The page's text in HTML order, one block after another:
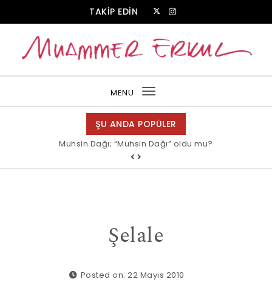
TAKİP EDİN
MENU
Toggle
navigation
ŞU ANDA POPÜLER
Muhsin Dağı; “Muhsin Dağı” oldu mu?
Şelale
Posted on: 22 Mayıs 2010